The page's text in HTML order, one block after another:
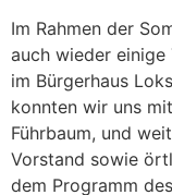
Im Rahmen der
auch wieder
im Bürgerhaus
konnten wir uns
Führbaum, und
Vorstand sowie
dem Programm